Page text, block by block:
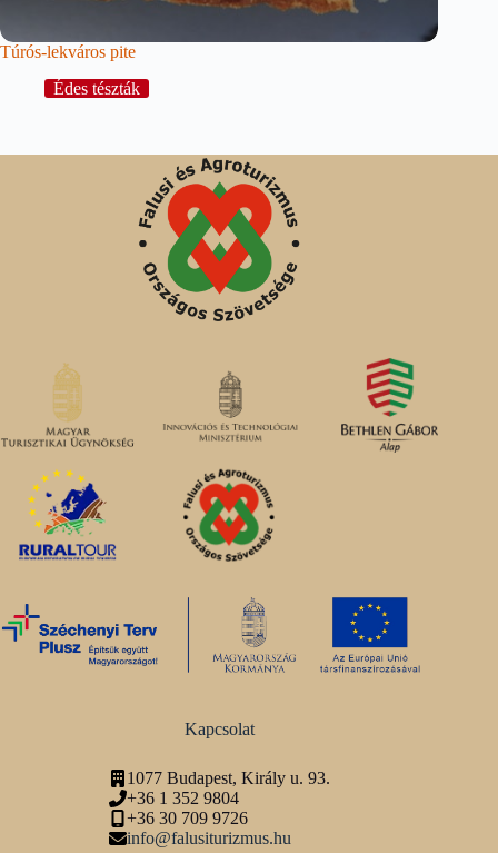
Túrós-lekváros pite
Édes tészták
Kapcsolat
1077 Budapest, Király u. 93.
+36 1 352 9804
+36 30 709 9726
info@falusiturizmus.hu